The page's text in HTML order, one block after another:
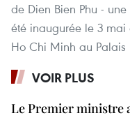
de Dien Bien Phu -
été inaugurée le 3 mai
Ho Chi Minh au
VOIR PLUS
Le Premier ministre